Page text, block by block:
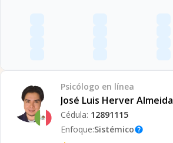
Psicólogo en línea
José Luis Herver Almeida
Cédula: 12891115
Enfoque:Sistémicohelp